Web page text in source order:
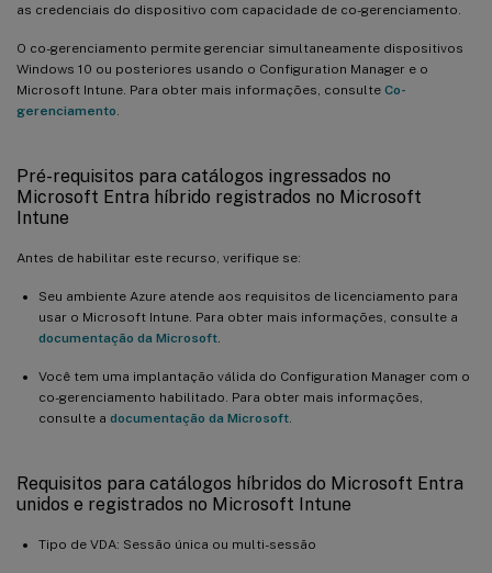
as credenciais do dispositivo com capacidade de co-gerenciamento.
O co-gerenciamento permite gerenciar simultaneamente dispositivos
Windows 10 ou posteriores usando o Configuration Manager e o
Microsoft Intune. Para obter mais informações, consulte Co-
gerenciamento
Pré-requisitos para catálogos ingressados no
Microsoft Entra híbrido registrados no Microsoft
Intune
Antes de habilitar este recurso, verifique se:
Seu ambiente Azure atende aos requisitos de licenciamento para
usar o Microsoft Intune. Para obter mais informações, consulte a
documentação da Microsoft
Você tem uma implantação válida do Configuration Manager com o
co-gerenciamento habilitado. Para obter mais informações,
consulte a documentação da Microsoft
Requisitos para catálogos híbridos do Microsoft Entra
unidos e registrados no Microsoft Intune
Tipo de VDA: Sessão única ou multi-sessão